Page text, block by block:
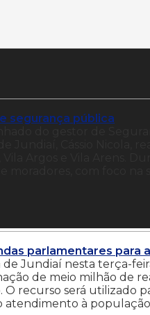
segurança pública
parlamentares para
Jundiaí nesta terça-
de meio milhão de
recurso será utilizado
à